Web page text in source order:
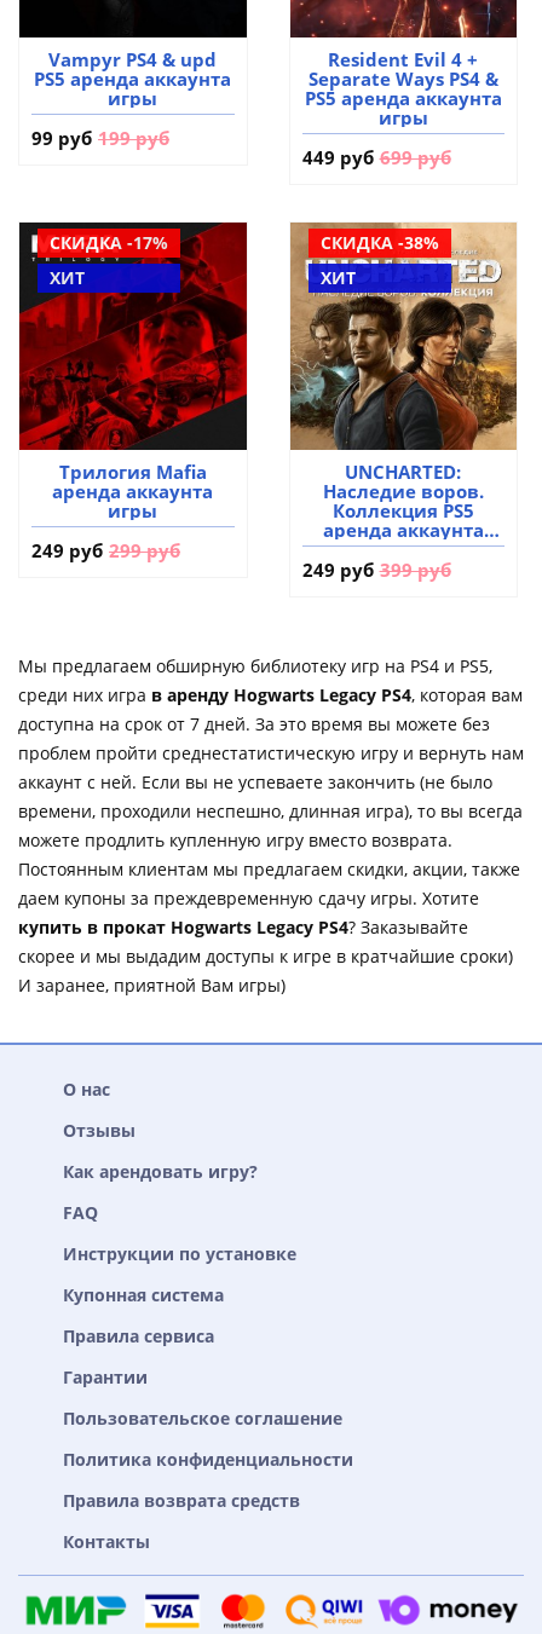
Vampyr PS4 & upd
PS5 аренда аккаунта
игры
99 руб 199 руб
Resident Evil 4 +
Separate Ways PS4 &
PS5 аренда аккаунта
игры
449 руб 699 руб
СКИДКА -17%
ХИТ
Трилогия Mafia
аренда аккаунта
игры
249 руб 299 руб
СКИДКА -38%
ХИТ
UNCHARTED:
Наследие воров.
Коллекция PS5
аренда аккаунта
игры
249 руб 399 руб
Мы предлагаем обширную библиотеку игр на PS4 и PS5,
среди них игра в аренду Hogwarts Legacy PS4, которая вам
доступна на срок от 7 дней. За это время вы можете без
проблем пройти среднестатистическую игру и вернуть нам
аккаунт с ней. Если вы не успеваете закончить (не было
времени, проходили неспешно, длинная игра), то вы всегда
можете продлить купленную игру вместо возврата.
Постоянным клиентам мы предлагаем скидки, акции, также
даем купоны за преждевременную сдачу игры. Хотите
купить в прокат Hogwarts Legacy PS4? Заказывайте
скорее и мы выдадим доступы к игре в кратчайшие сроки)
И заранее, приятной Вам игры)
О нас
Отзывы
Как арендовать игру?
FAQ
Инструкции по установке
Купонная система
Правила сервиса
Гарантии
Пользовательское соглашение
Политика конфиденциальности
Правила возврата средств
Контакты